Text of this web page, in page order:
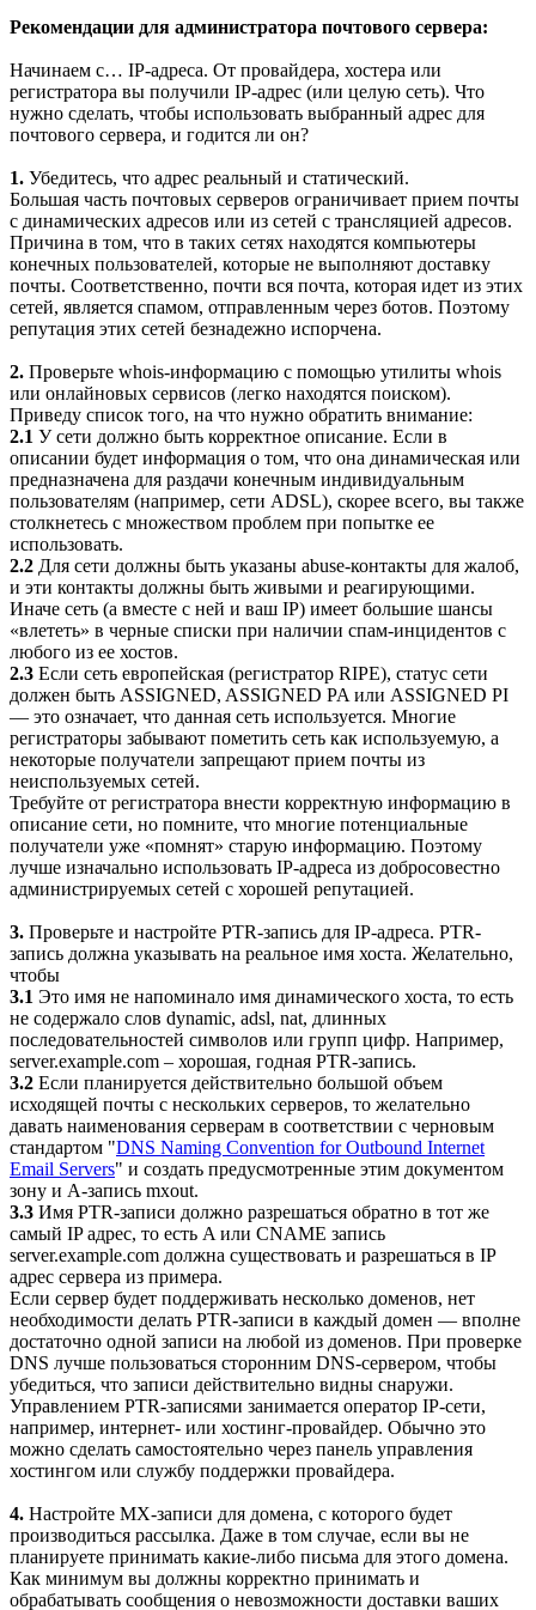
Рекомендации для администратора почтового сервера:
Начинаем с… IP-адреса. От провайдера, хостера или
регистратора вы получили IP-адрес (или целую сеть). Что
нужно сделать, чтобы использовать выбранный адрес для
почтового сервера, и годится ли он?
1. Убедитесь, что адрес реальный и статический.
Большая часть почтовых серверов ограничивает прием почты
с динамических адресов или из сетей с трансляцией адресов.
Причина в том, что в таких сетях находятся компьютеры
конечных пользователей, которые не выполняют доставку
почты. Соответственно, почти вся почта, которая идет из этих
сетей, является спамом, отправленным через ботов. Поэтому
репутация этих сетей безнадежно испорчена.
2. Проверьте whois-информацию с помощью утилиты whois
или онлайновых сервисов (легко находятся поиском).
Приведу список того, на что нужно обратить внимание:
2.1 У сети должно быть корректное описание. Если в
описании будет информация о том, что она динамическая или
предназначена для раздачи конечным индивидуальным
пользователям (например, сети ADSL), скорее всего, вы также
столкнетесь с множеством проблем при попытке ее
использовать.
2.2 Для сети должны быть указаны abuse-контакты для жалоб,
и эти контакты должны быть живыми и реагирующими.
Иначе сеть (а вместе с ней и ваш IP) имеет большие шансы
«влететь» в черные списки при наличии спам-инцидентов с
любого из ее хостов.
2.3 Если сеть европейская (регистратор RIPE), статус сети
должен быть ASSIGNED, ASSIGNED PA или ASSIGNED PI
— это означает, что данная сеть используется. Многие
регистраторы забывают пометить сеть как используемую, а
некоторые получатели запрещают прием почты из
неиспользуемых сетей.
Требуйте от регистратора внести корректную информацию в
описание сети, но помните, что многие потенциальные
получатели уже «помнят» старую информацию. Поэтому
лучше изначально использовать IP-адреса из добросовестно
администрируемых сетей с хорошей репутацией.
3. Проверьте и настройте PTR-запись для IP-адреса. PTR-
запись должна указывать на реальное имя хоста. Желательно,
чтобы
3.1 Это имя не напоминало имя динамического хоста, то есть
не содержало слов dynamic, adsl, nat, длинных
последовательностей символов или групп цифр. Например,
server.example.com – хорошая, годная PTR-запись.
3.2 Если планируется действительно большой объем
исходящей почты с нескольких серверов, то желательно
давать наименования серверам в соответствии с черновым
стандартом "DNS Naming Convention for Outbound Internet
Email Servers" и создать предусмотренные этим документом
зону и A-запись mxout.
3.3 Имя PTR-записи должно разрешаться обратно в тот же
самый IP адрес, то есть A или CNAME запись
server.example.com должна существовать и разрешаться в IP
адрес сервера из примера.
Если сервер будет поддерживать несколько доменов, нет
необходимости делать PTR-записи в каждый домен — вполне
достаточно одной записи на любой из доменов. При проверке
DNS лучше пользоваться сторонним DNS-сервером, чтобы
убедиться, что записи действительно видны снаружи.
Управлением PTR-записями занимается оператор IP-сети,
например, интернет- или хостинг-провайдер. Обычно это
можно сделать самостоятельно через панель управления
хостингом или службу поддержки провайдера.
4. Настройте MX-записи для домена, с которого будет
производиться рассылка. Даже в том случае, если вы не
планируете принимать какие-либо письма для этого домена.
Как минимум вы должны корректно принимать и
обрабатывать сообщения о невозможности доставки ваших